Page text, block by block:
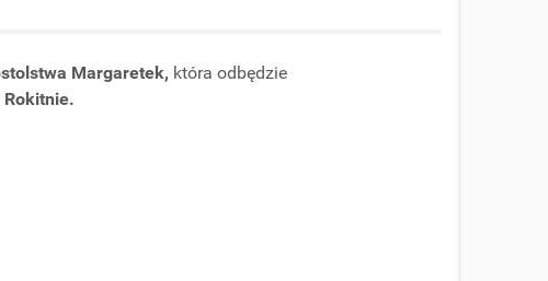
Margaretek, która odbędzie